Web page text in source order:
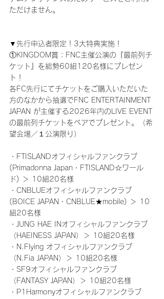
ただけません。
▼先行申込者限定！3大特典実施！
①KINGDOM賞：FNC主催公演の『最前列チ
ケット』を総勢60組120名様にプレゼン
ト！
各FC先行にてチケットをご購入いただいた
方のなかから抽選でFNC ENTERTAINMENT
JAPAN が主催する2026年内のLIVE EVENT
の最前列チケットをペアでプレゼント。（希
望会場／１公演限り）
・FTISLANDオフィシャルファンクラブ
(Primadonna Japan・FTISLAND☆ワール
ド) ＞ 10組20名様
・CNBLUEオフィシャルファンクラブ
(BOICE JAPAN・CNBLUE★mobile) ＞ 10
組20名様
・JUNG HAE INオフィシャルファンクラブ
（HAEINESS JAPAN）＞ 10組20名様
・N.Flying オフィシャルファンクラブ
（N.Fia JAPAN）＞ 10組20名様
・SF9オフィシャルファンクラブ
（FANTASY JAPAN）＞ 10組20名様
・P1Harmonyオフィシャルファンクラブ